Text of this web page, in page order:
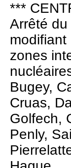
***
Arrêté
modifiant
zones
Bugey,
Cruas,
Golfech,
Penly,